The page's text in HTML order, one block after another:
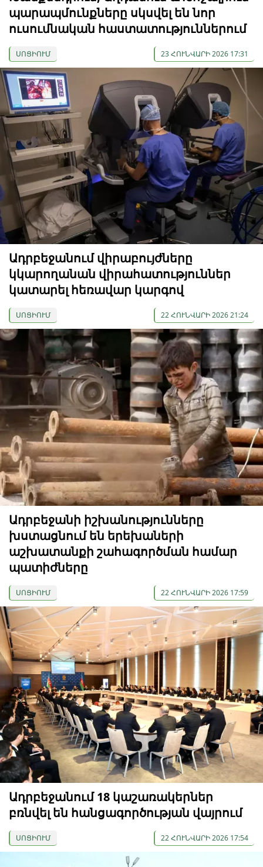
պարապմունքները սկսվել են նոր
ուսումնական հաստատություններում
ՍՈՑԻՈՒՄ 23 ՀՈՒՆՎԱՐԻ 2026 17:31
Ադրբեջանում վիրաբույժները
կկարողանան վիրահատություններ
կատարել հեռավար կարգով
ՍՈՑԻՈՒՄ 22 ՀՈՒՆՎԱՐԻ 2026 21:24
Ադրբեջանի իշխանությունները
խստացնում են երեխաների
աշխատանքի շահագործման համար
պատիժները
ՍՈՑԻՈՒՄ 22 ՀՈՒՆՎԱՐԻ 2026 17:59
Ադրբեջանում 18 կաշառակերներ
բռնվել են հանցագործության վայրում
ՍՈՑԻՈՒՄ 22 ՀՈՒՆՎԱՐԻ 2026 17:54